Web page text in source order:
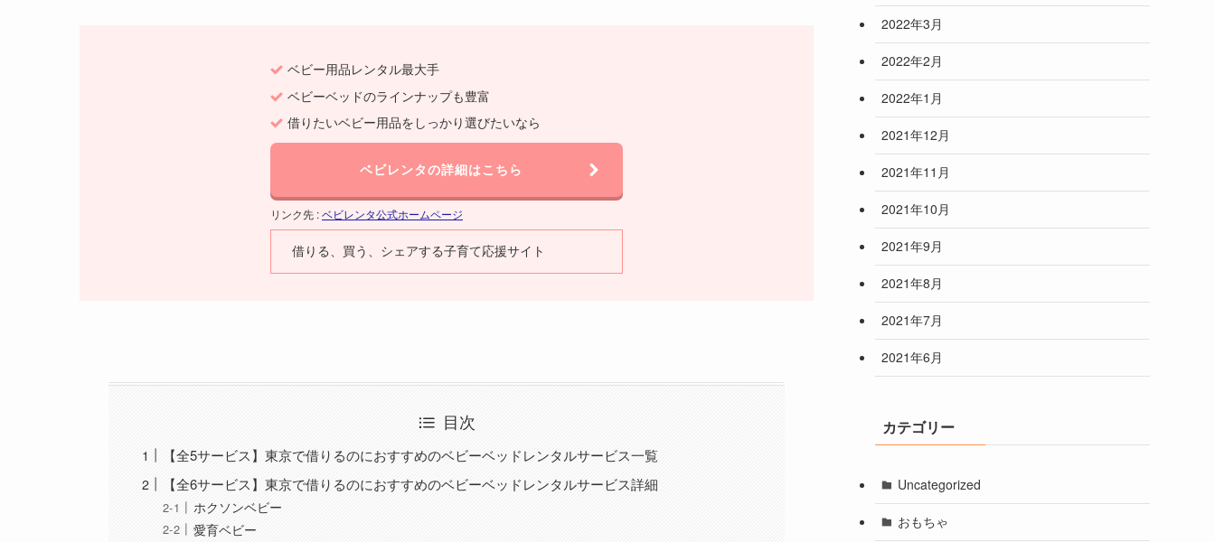
ベビー用品レンタル最大手
ベビーベッドのラインナップも豊富
借りたいベビー用品をしっかり選びたいなら
ベビレンタの詳細はこちら
リンク先 :ベビレンタ公式ホームページ
借りる、買う、シェアする子育て応援サイト
目次
【全5サービス】東京で借りるのにおすすめのベビーベッドレンタルサービス一覧
【全6サービス】東京で借りるのにおすすめのベビーベッドレンタルサービス詳細
ホクソンベビー
愛育ベビー
2022年3月
2022年2月
2022年1月
2021年12月
2021年11月
2021年10月
2021年9月
2021年8月
2021年7月
2021年6月
カテゴリー
Uncategorized
おもちゃ